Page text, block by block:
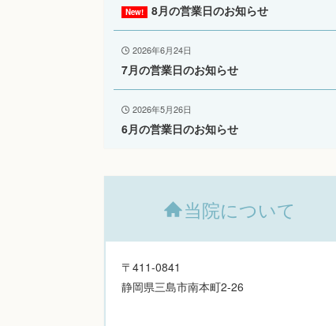
8月の営業日のお知らせ
2026年6月24日
7月の営業日のお知らせ
2026年5月26日
6月の営業日のお知らせ
当院について
〒411-0841
静岡県三島市南本町2-26